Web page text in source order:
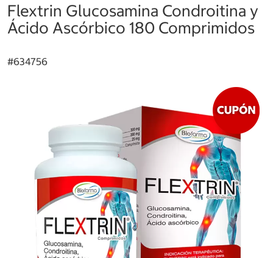
Flextrin Glucosamina Condroitina y
Ácido Ascórbico 180 Comprimidos
#634756